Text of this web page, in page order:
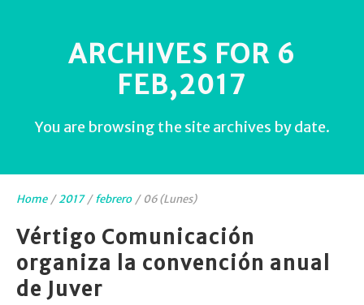
ARCHIVES FOR 6
FEB,2017
You are browsing the site archives by date.
Home /2017 /febrero / 06 (Lunes)
Vértigo Comunicación
organiza la convención anual
de Juver